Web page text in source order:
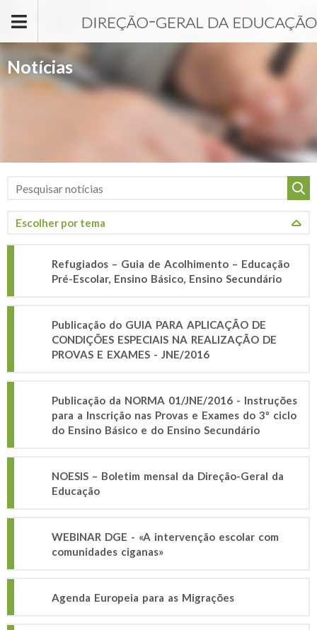
Notícias
Refugiados – Guia de Acolhimento – Educação
Pré-Escolar, Ensino Básico, Ensino Secundário
Publicação do GUIA PARA APLICAÇÃO DE
CONDIÇÕES ESPECIAIS NA REALIZAÇÃO DE
PROVAS E EXAMES - JNE/2016
Publicação da NORMA 01/JNE/2016 - Instruções
para a Inscrição nas Provas e Exames do 3º ciclo
do Ensino Básico e do Ensino Secundário
NOESIS – Boletim mensal da Direção-Geral da
Educação
WEBINAR DGE - «A intervenção escolar com
comunidades ciganas»
Agenda Europeia para as Migrações